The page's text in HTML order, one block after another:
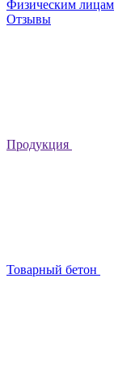
Физическим лицам
Отзывы
Продукция
Товарный бетон